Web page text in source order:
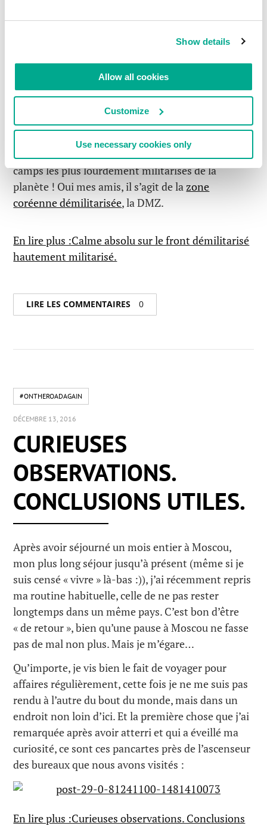
Show details
Allow all cookies
Customize
Use necessary cookies only
nucléaires de Tchernobyl ou Fukushima. Pour
passer au-delà de ces collines à l’horizon, c’est
ni même par la voie des airs. On vous tirerait
Un paradoxe absurde de paradoxes, si seulement y
en avait un : ils appellent cet endroit
« démilitarisé ». Il s’avère que ce lieu est un des
camps les plus lourdement militarisés de la
planète ! Oui mes amis, il s’agit de la zone
coréenne démilitarisée, la DMZ.
En lire plus :Calme absolu sur le front démilitarisé
hautement militarisé.
LIRE LES COMMENTAIRES 0
#ONTHEROADAGAIN
DÉCEMBRE 13, 2016
CURIEUSES
OBSERVATIONS.
CONCLUSIONS UTILES.
Après avoir séjourné un mois entier à Moscou,
mon plus long séjour jusqu’à présent (même si je
suis censé « vivre » là-bas :)), j’ai récemment repris
ma routine habituelle, celle de ne pas rester
longtemps dans un même pays. C’est bon d’être
« de retour », bien qu’une pause à Moscou ne fasse
pas de mal non plus. Mais je m’égare…
Qu’importe, je vis bien le fait de voyager pour
affaires régulièrement, cette fois je ne me suis pas
rendu à l’autre du bout du monde, mais dans un
endroit non loin d’ici. Et la première chose que j’ai
remarquée après avoir atterri et qui a éveillé ma
curiosité, ce sont ces pancartes près de l’ascenseur
des bureaux que nous avons visités :
En lire plus :Curieuses observations. Conclusions